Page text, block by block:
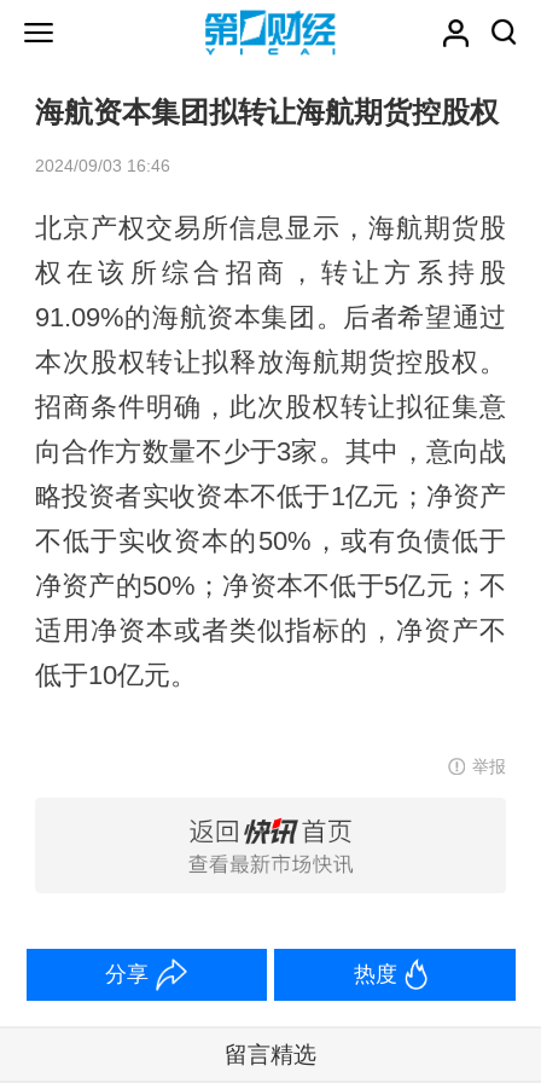
海航资本集团拟转让海航期货控股权
2024/09/03 16:46
北京产权交易所信息显示，海航期货股
权在该所综合招商，转让方系持股
91.09%的海航资本集团。后者希望通过
本次股权转让拟释放海航期货控股权。
招商条件明确，此次股权转让拟征集意
向合作方数量不少于3家。其中，意向战
略投资者实收资本不低于1亿元；净资产
不低于实收资本的50%，或有负债低于
净资产的50%；净资本不低于5亿元；不
适用净资本或者类似指标的，净资产不
低于10亿元。
举报
分享 热度
留言精选